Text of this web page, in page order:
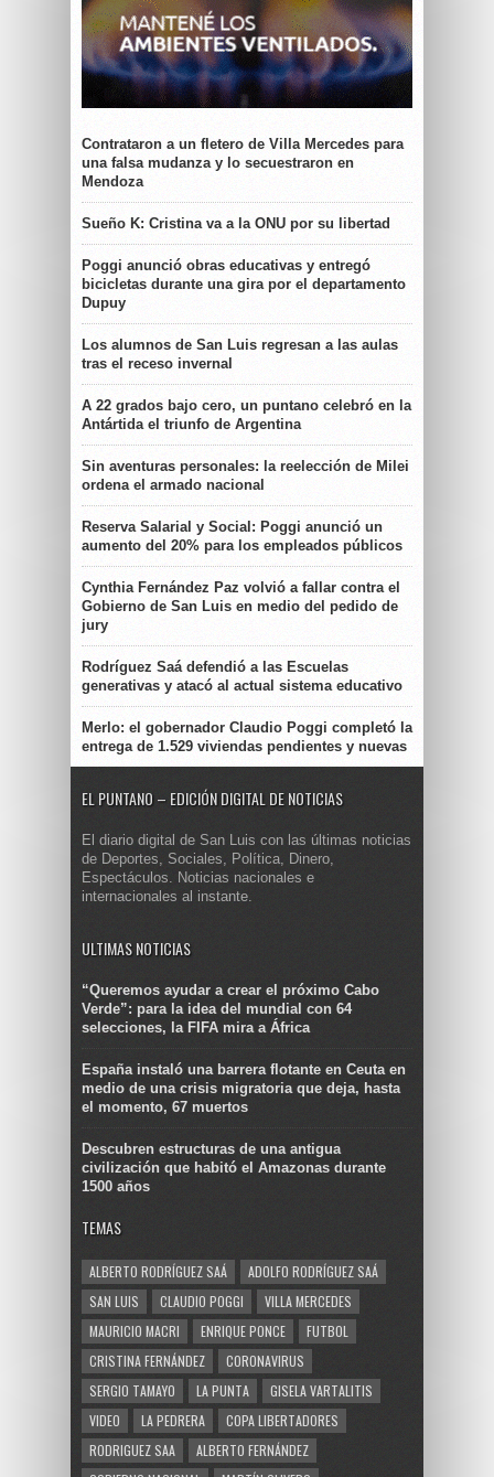
Contrataron a un fletero de Villa Mercedes para
una falsa mudanza y lo secuestraron en
Mendoza
Sueño K: Cristina va a la ONU por su libertad
Poggi anunció obras educativas y entregó
bicicletas durante una gira por el departamento
Dupuy
Los alumnos de San Luis regresan a las aulas
tras el receso invernal
A 22 grados bajo cero, un puntano celebró en la
Antártida el triunfo de Argentina
Sin aventuras personales: la reelección de Milei
ordena el armado nacional
Reserva Salarial y Social: Poggi anunció un
aumento del 20% para los empleados públicos
Cynthia Fernández Paz volvió a fallar contra el
Gobierno de San Luis en medio del pedido de
jury
Rodríguez Saá defendió a las Escuelas
generativas y atacó al actual sistema educativo
Merlo: el gobernador Claudio Poggi completó la
entrega de 1.529 viviendas pendientes y nuevas
EL PUNTANO – EDICIÓN DIGITAL DE NOTICIAS
El diario digital de San Luis con las últimas noticias
de Deportes, Sociales, Política, Dinero,
Espectáculos. Noticias nacionales e
internacionales al instante.
ULTIMAS NOTICIAS
“Queremos ayudar a crear el próximo Cabo
Verde”: para la idea del mundial con 64
selecciones, la FIFA mira a África
España instaló una barrera flotante en Ceuta en
medio de una crisis migratoria que deja, hasta
el momento, 67 muertos
Descubren estructuras de una antigua
civilización que habitó el Amazonas durante
1500 años
TEMAS
ALBERTO RODRÍGUEZ SAÁ
ADOLFO RODRÍGUEZ SAÁ
SAN LUIS
CLAUDIO POGGI
VILLA MERCEDES
MAURICIO MACRI
ENRIQUE PONCE
FUTBOL
CRISTINA FERNÁNDEZ
CORONAVIRUS
SERGIO TAMAYO
LA PUNTA
GISELA VARTALITIS
VIDEO
LA PEDRERA
COPA LIBERTADORES
RODRIGUEZ SAA
ALBERTO FERNÁNDEZ